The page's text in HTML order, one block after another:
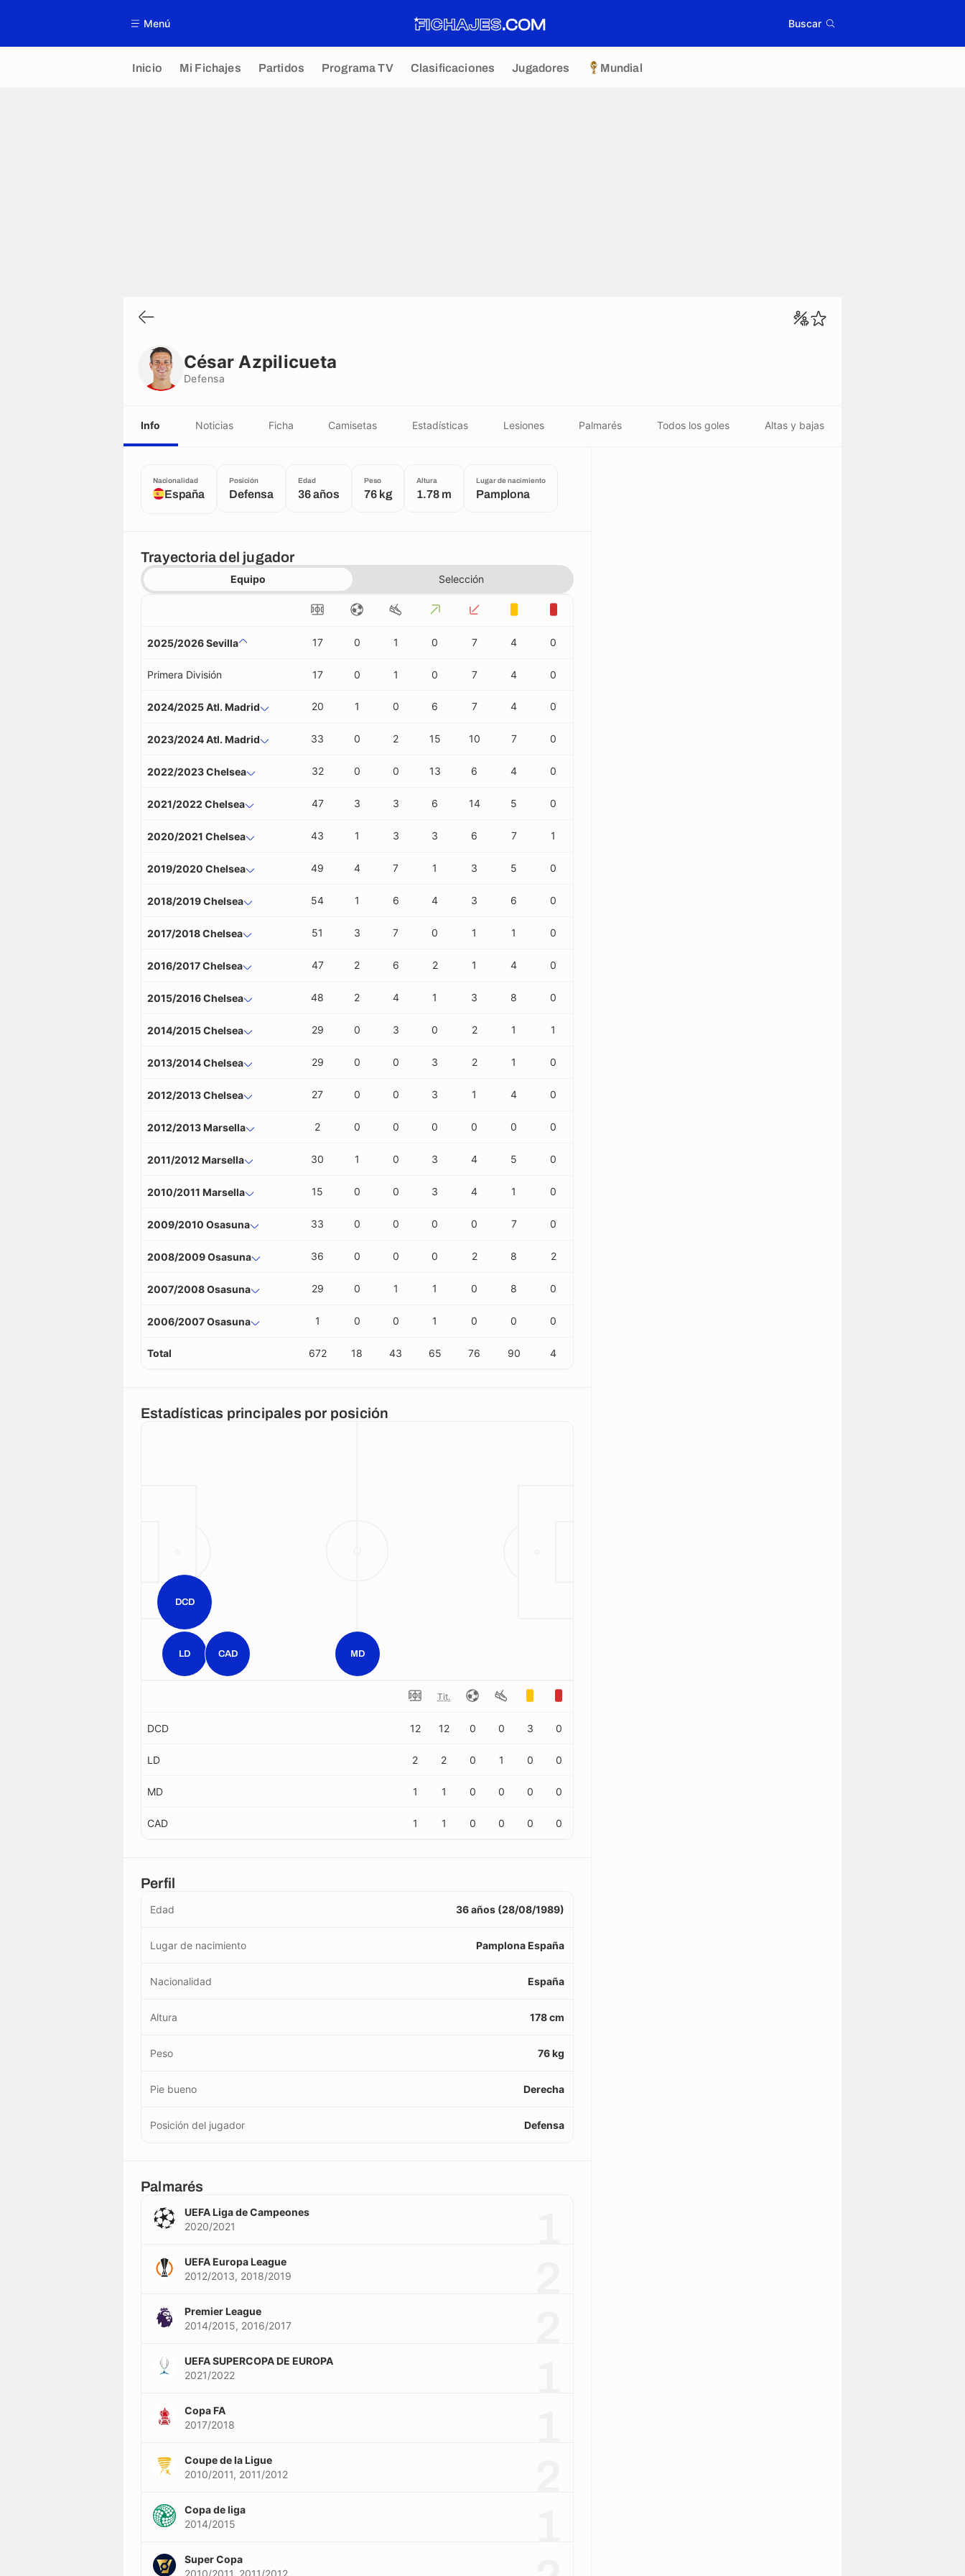
Menú Buscar
Inicio Mi Fichajes Partidos Programa TV Clasificaciones Jugadores Mundial
César Azpilicueta
Defensa
Info Noticias Ficha Camisetas Estadísticas Lesiones Palmarés Todos los goles Altas y bajas
Nacionalidad
España
Posición
Defensa
Edad
36 años
Peso
76 kg
Altura
1.78 m
Lugar de nacimiento
Pamplona
Trayectoria del jugador
Equipo Selección
2025/2026 Sevilla 17 0 1 0 7 4 0
Primera División 17 0 1 0 7 4 0
2024/2025 Atl. Madrid 20 1 0 6 7 4 0
2023/2024 Atl. Madrid 33 0 2 15 10 7 0
2022/2023 Chelsea 32 0 0 13 6 4 0
2021/2022 Chelsea 47 3 3 6 14 5 0
2020/2021 Chelsea 43 1 3 3 6 7 1
2019/2020 Chelsea 49 4 7 1 3 5 0
2018/2019 Chelsea 54 1 6 4 3 6 0
2017/2018 Chelsea 51 3 7 0 1 1 0
2016/2017 Chelsea 47 2 6 2 1 4 0
2015/2016 Chelsea 48 2 4 1 3 8 0
2014/2015 Chelsea 29 0 3 0 2 1 1
2013/2014 Chelsea 29 0 0 3 2 1 0
2012/2013 Chelsea 27 0 0 3 1 4 0
2012/2013 Marsella 2 0 0 0 0 0 0
2011/2012 Marsella 30 1 0 3 4 5 0
2010/2011 Marsella 15 0 0 3 4 1 0
2009/2010 Osasuna 33 0 0 0 0 7 0
2008/2009 Osasuna 36 0 0 0 2 8 2
2007/2008 Osasuna 29 0 1 1 0 8 0
2006/2007 Osasuna 1 0 0 1 0 0 0
Total 672 18 43 65 76 90 4
Estadísticas principales por posición
DCD
LD MD
CAD
Tit.
DCD 12 12 0 0 3 0
LD 2 2 0 1 0 0
MD 1 1 0 0 0 0
CAD 1 1 0 0 0 0
Perfil
Edad 36 años (28/08/1989)
Lugar de nacimiento Pamplona España
Nacionalidad España
Altura 178 cm
Peso 76 kg
Pie bueno Derecha
Posición del jugador Defensa
Palmarés
UEFA Liga de Campeones
2020/2021
UEFA Europa League
2012/2013, 2018/2019
Premier League
2014/2015, 2016/2017
UEFA SUPERCOPA DE EUROPA
2021/2022
Copa FA
2017/2018
Coupe de la Ligue
2010/2011, 2011/2012
Copa de liga
2014/2015
Super Copa
2010/2011, 2011/2012